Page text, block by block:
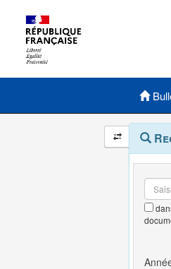
Menu principal
et
outils
Menu